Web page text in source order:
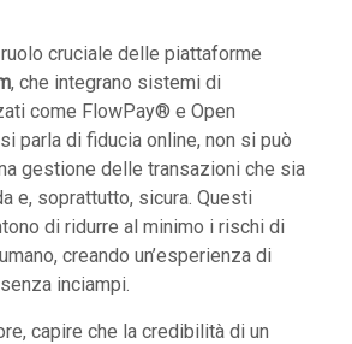
cruciale delle piattaforme
, che integrano sistemi di
come FlowPay® e Open
parla di fiducia online, non si può
gestione delle transazioni che sia
e, soprattutto, sicura. Questi
di ridurre al minimo i rischi di
creando un’esperienza di
inciampi.
capire che la credibilità di un